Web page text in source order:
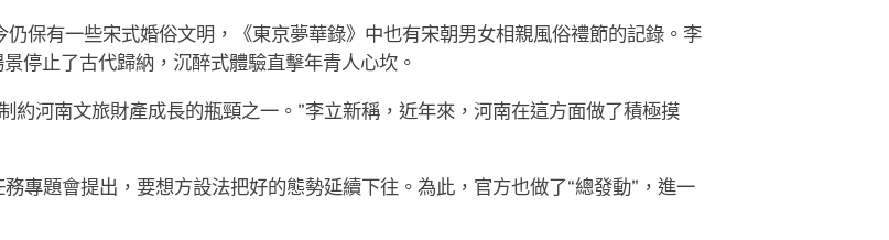
保有一些宋式婚俗文明，《東京夢華錄》中也有宋朝男女相親風俗禮節的記錄。李
停止了古代歸納，沉醉式體驗直擊年青人心坎。
約河南文旅財產成長的瓶頸之一。”李立新稱，近年來，河南在這方面做了積極摸
專題會提出，要想方設法把好的態勢延續下往。為此，官方也做了“總發動”，進一